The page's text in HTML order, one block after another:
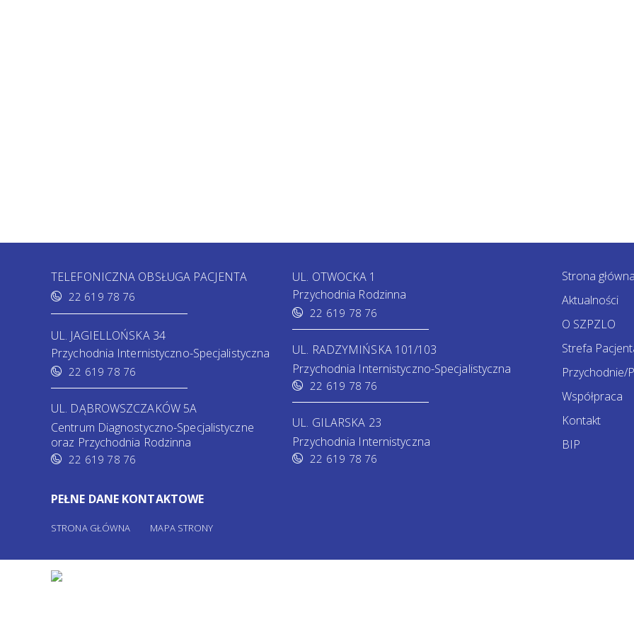
TELEFONICZNA OBSŁUGA PACJENTA
22 619 78 76
UL. JAGIELLOŃSKA 34
Przychodnia Internistyczno-Specjalistyczna
22 619 78 76
UL. DĄBROWSZCZAKÓW 5A
Centrum Diagnostyczno-Specjalistyczne
oraz Przychodnia Rodzinna
22 619 78 76
UL. OTWOCKA 1
Przychodnia Rodzinna
22 619 78 76
UL. RADZYMIŃSKA 101/103
Przychodnia Internistyczno-Specjalistyczna
22 619 78 76
UL. GILARSKA 23
Przychodnia Internistyczna
22 619 78 76
PEŁNE DANE KONTAKTOWE
STRONA GŁÓWNA MAPA STRONY
Strona główna
Aktualności
O SZPZLO
Strefa
Przychodnie/
Współpraca
Kontakt
BIP